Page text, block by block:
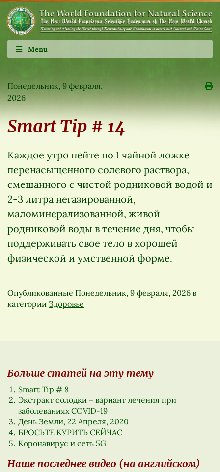
Menu
Понедельник, 9 февраля,
2026
Smart Tip # 14
Каждое утро пейте по 1 чайной ложке
перенасыщенного солевого раствора,
смешанного с чистой родниковой водой и
2-3 литра негазированной,
маломинерализованной, живой
родниковой воды в течение дня, чтобы
поддерживать свое тело в хорошей
физической и умственной форме.
Опубликованные Понедельник, 9 февраля, 2026 в
категории Здоровье
Больше статей на эту тему
Smart Tip # 8
Экстракт солодки – вариант лечения при
заболеваниях COVID-19
День Земли, 22 Апреля, 2020
БРОСЬТЕ КУРИТЬ СЕЙЧАС
Коронавирус и сеть 5G
Наше последнее видео (на английском)